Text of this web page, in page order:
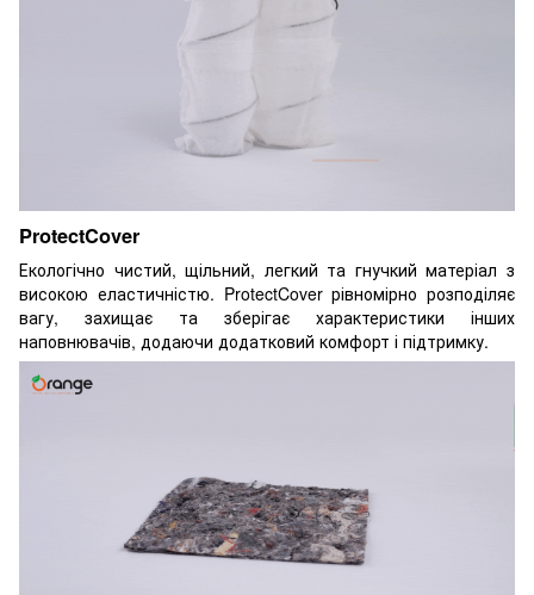
ProtectCover
Екологічно чистий, щільний, легкий та гнучкий матеріал з
високою еластичністю. ProtectCover рівномірно розподіляє
вагу, захищає та зберігає характеристики інших
наповнювачів, додаючи додатковий комфорт і підтримку.